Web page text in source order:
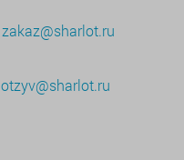
zakaz@sharlot.ru
otzyv@sharlot.ru